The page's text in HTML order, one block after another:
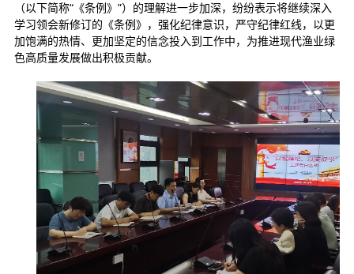
（以下简称“《条例》”）的理解进一步加深，纷纷表示将继续深入
学习领会新修订的《条例》，强化纪律意识，严守纪律红线，以更
加饱满的热情、更加坚定的信念投入到工作中，为推进现代渔业绿
色高质量发展做出积极贡献。